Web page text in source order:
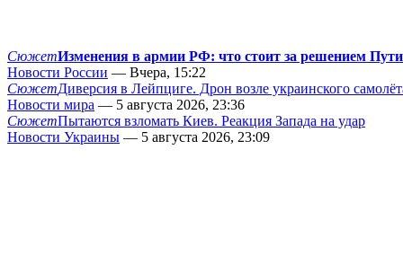
СюжетИзменения в армии РФ: что стоит за решением
Новости России — Вчера, 15:22
СюжетДиверсия в Лейпциге. Дрон возле украинского
Новости мира — 5 августа 2026, 23:36
СюжетПытаются взломать Киев. Реакция Запада на удар
Новости Украины — 5 августа 2026, 23:09